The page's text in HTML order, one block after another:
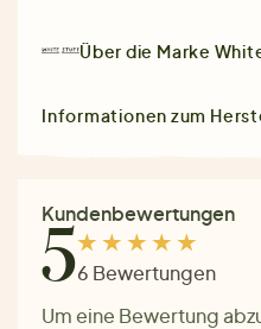
Über die Marke
Informationen zum
Kundenbewertungen
56 Bewertungen
Um eine Bewertung